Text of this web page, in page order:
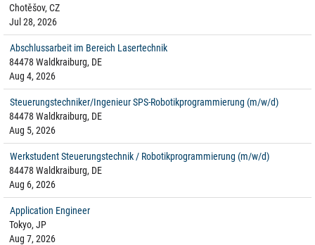
Chotěšov, CZ
Jul 28, 2026
Abschlussarbeit im Bereich Lasertechnik
84478 Waldkraiburg, DE
Aug 4, 2026
Steuerungstechniker/Ingenieur SPS-Robotikprogrammierung (m/w/d)
84478 Waldkraiburg, DE
Aug 5, 2026
Werkstudent Steuerungstechnik / Robotikprogrammierung (m/w/d)
84478 Waldkraiburg, DE
Aug 6, 2026
Application Engineer
Tokyo, JP
Aug 7, 2026